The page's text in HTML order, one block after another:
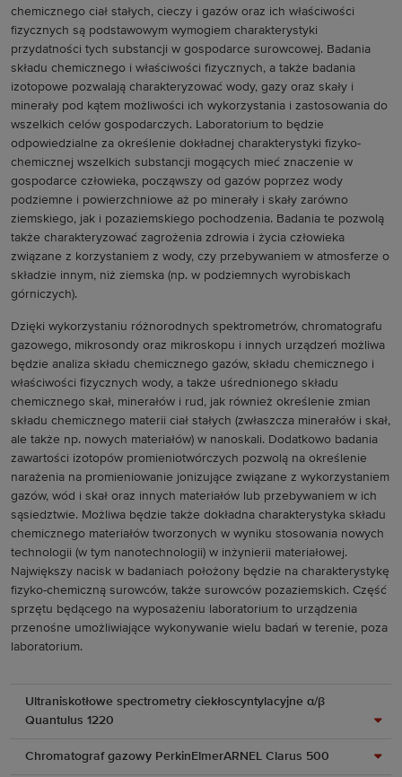
chemicznego ciał stałych, cieczy i gazów oraz ich właściwości
fizycznych są podstawowym wymogiem charakterystyki
przydatności tych substancji w gospodarce surowcowej. Badania
składu chemicznego i właściwości fizycznych, a także badania
izotopowe pozwalają charakteryzować wody, gazy oraz skały i
minerały pod kątem możliwości ich wykorzystania i zastosowania do
wszelkich celów gospodarczych. Laboratorium to będzie
odpowiedzialne za określenie dokładnej charakterystyki fizyko-
chemicznej wszelkich substancji mogących mieć znaczenie w
gospodarce człowieka, począwszy od gazów poprzez wody
podziemne i powierzchniowe aż po minerały i skały zarówno
ziemskiego, jak i pozaziemskiego pochodzenia. Badania te pozwolą
także charakteryzować zagrożenia zdrowia i życia człowieka
związane z korzystaniem z wody, czy przebywaniem w atmosferze o
składzie innym, niż ziemska (np. w podziemnych wyrobiskach
górniczych).
Dzięki wykorzystaniu różnorodnych spektrometrów, chromatografu
gazowego, mikrosondy oraz mikroskopu i innych urządzeń możliwa
będzie analiza składu chemicznego gazów, składu chemicznego i
właściwości fizycznych wody, a także uśrednionego składu
chemicznego skał, minerałów i rud, jak również określenie zmian
składu chemicznego materii ciał stałych (zwłaszcza minerałów i skał,
ale także np. nowych materiałów) w nanoskali. Dodatkowo badania
zawartości izotopów promieniotwórczych pozwolą na określenie
narażenia na promieniowanie jonizujące związane z wykorzystaniem
gazów, wód i skał oraz innych materiałów lub przebywaniem w ich
sąsiedztwie. Możliwa będzie także dokładna charakterystyka składu
chemicznego materiałów tworzonych w wyniku stosowania nowych
technologii (w tym nanotechnologii) w inżynierii materiałowej.
Największy nacisk w badaniach położony będzie na charakterystykę
fizyko-chemiczną surowców, także surowców pozaziemskich. Część
sprzętu będącego na wyposażeniu laboratorium to urządzenia
przenośne umożliwiające wykonywanie wielu badań w terenie, poza
laboratorium.
Ultraniskotłowe spectrometry ciekłoscyntylacyjne α/β
Quantulus 1220
Chromatograf gazowy PerkinElmerARNEL Clarus 500